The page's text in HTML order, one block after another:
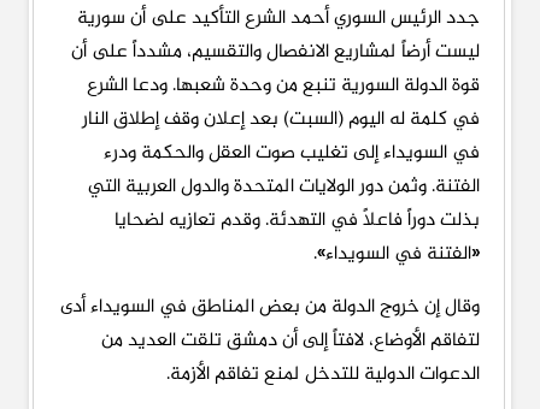
جدد الرئيس السوري أحمد الشرع التأكيد على أن سورية
ليست أرضاً لمشاريع الانفصال والتقسيم، مشدداً على أن
قوة الدولة السورية تنبع من وحدة شعبها. ودعا الشرع
في كلمة له اليوم (السبت) بعد إعلان وقف إطلاق النار
في السويداء إلى تغليب صوت العقل والحكمة ودرء
الفتنة. وثمن دور الولايات المتحدة والدول العربية التي
بذلت دوراً فاعلاً في التهدئة. وقدم تعازيه لضحايا
«الفتنة في السويداء».
وقال إن خروج الدولة من بعض المناطق في السويداء أدى
لتفاقم الأوضاع، لافتاً إلى أن دمشق تلقت العديد من
الدعوات الدولية للتدخل لمنع تفاقم الأزمة.